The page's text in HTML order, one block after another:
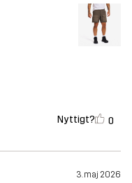
Nyttigt? 0
3. maj 2026